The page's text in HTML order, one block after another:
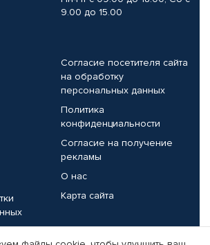
9.00 до 15.00
Согласие посетителя сайта
на обработку
персональных данных
Политика
конфиденциальности
Согласие на получение
рекламы
О нас
Карта сайта